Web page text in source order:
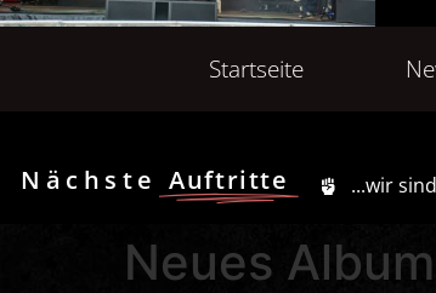
Startseite
Nächste Auftritte ...wir
Neues Album